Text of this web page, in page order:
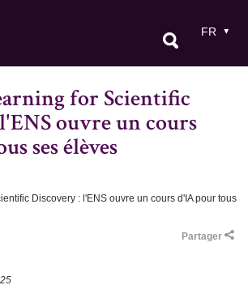
FR
for Scientific
ouvre un cours
ses élèves
Discovery : l'ENS ouvre un cours d'IA pour tous
Partager